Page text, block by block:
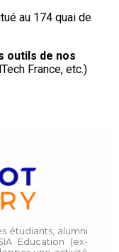
au 174 quai de
outils de nos
France, etc.)
étudiants, alumni
Education (ex-